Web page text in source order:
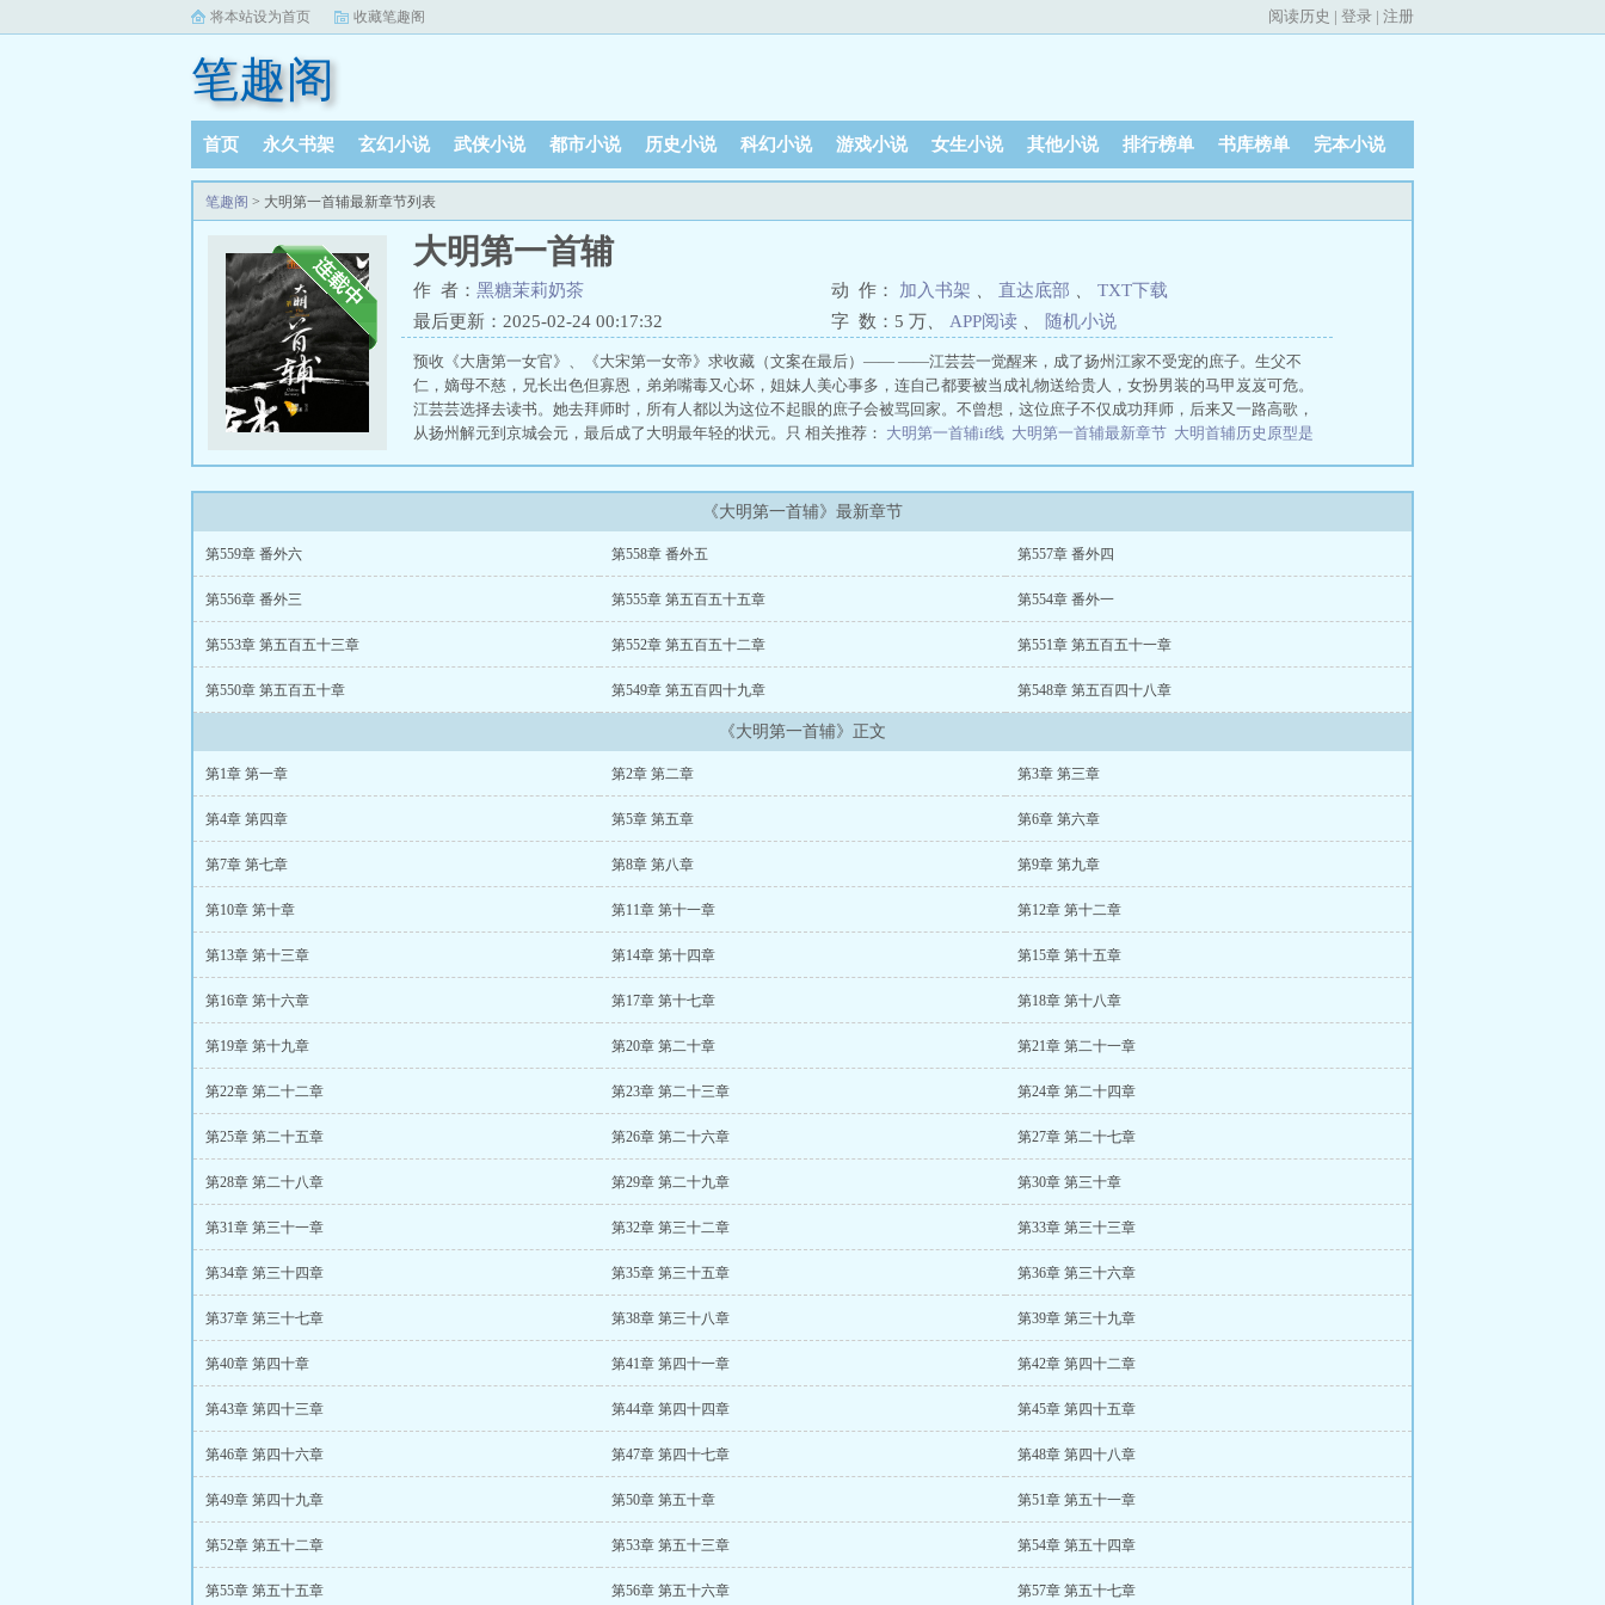
将本站设为首页 收藏笔趣阁 阅读历史 | 登录 | 注册
笔趣阁
首页 永久书架 玄幻小说 武侠小说 都市小说 历史小说 科幻小说 游戏小说 女生小说 其他小说 排行榜单 书库榜单 完本小说
阅读记录
笔趣阁 > 大明第一首辅最新章节列表
大明第一首辅
作 者： 黑糖茉莉奶茶 动 作： 加入书架 直达底部
TXT下载
最后更新：2025-02-24 00:17:32
字 数： 5 万 APP阅读 随机小说
预收《大唐第一女官》、《大宋第一女帝》求收藏（文案在最后）—— ——江芸芸一觉醒来，成了扬州江家不受宠的庶子。生父不
仁，嫡母不慈，兄长出色但寡恩，弟弟嘴毒又心坏，姐妹人美心事多，连自己都要被当成礼物送给贵人，女扮男装的马甲岌岌可危。
江芸芸选择去读书。她去拜师时，所有人都以为这位不起眼的庶子会被骂回家。不曾想，这位庶子不仅成功拜师，后来又一路高歌，
从扬州解元到京城会元，最后成了大明最年轻的状元。只 相关推荐： 大明第一首辅if线 大明第一首辅最新章节 大明首辅历史原型是
大明第一首辅江芸被发现是女子是第 大明第一首辅 txt 大明第一首辅第几章暴露身份
阁无弹窗 大明第一首辅讲什么 大明第一首辅by黑糖茉莉奶茶网盘 大明第一首辅txt百度云网盘 大明第一首辅女主身份被揭穿了吗
大明第一首辅 作者 黑糖茉莉奶茶 大明第一首辅张居正txt
大明首傅 大明第一首辅张居正燕山刀客 大明第一首辅 全文 大明第一首辅黎楠枝结局 大明第一首辅简介 大明第一首辅女主身份哪
大明第一首辅百度云链接 大明第一首辅有男主吗 大明第一首辅 pao
首辅是如何排名的 从几个纬度对比呢? 大明第一首辅完整版 大明第一首辅男主是谁 大明第一首辅小说免费阅读 大明第一首辅网盘
大明第一首辅江芸芸黑糖茉莉 大明第一厂 大明第一首辅李霖 大明第一首辅男主
载 大明第一首辅黑糖茉莉男主是谁 明朝第一首辅 大明第一首辅江芸芸和谁在一起了 大明第一首辅讲的什么 大明第一首辅结局 大
大明第一首辅全文免费阅读 大明第一首辅江芸芸TXT下载 大明第一首辅黑糖茉莉小说
大明第一首辅小说江芸芸 大明第一首辅黑糖免费阅读
大明第一首辅黑糖茉莉笔趣阁 大明首辅下载
大明首辅百度百科 大明:首辅饶命 小说 大明首辅 大明之首辅饶命 小说
序 大明首辅谅言 大明首辅笔趣阁无弹窗 大明第一首辅免费阅读 大明第一首辅 百度网盘 大明第一首辅黑糖茉莉奶茶免费 大明第一
大明第一首辅黑糖茉莉免费阅读 大明首辅都有谁
大明第一首辅小说笔趣阁 大明第一首辅黑糖茉莉奶茶笔趣阁 大明第一首辅黑糖茉莉格格党 大明首辅是谁 大明第一吏百度百科 大明
大明首辅笔趣阁 大明第一首辅江芸芸全文免费阅读
名 大明首辅顺序 大明首辅txt 大明首辅有哪些人 大明之首辅饶命免费阅读 大明首辅全集 大明首辅好看吗 大明第一首辅小说江芸芸
大明第一首辅格格党 大明第一首辅百度云 大明第一首辅TXT下载 大明第一首辅大臣
txt百度云 大明第一首辅晋江 大明第一首辅江芸芸网盘 大明第一首辅 大明第一首辅黑糖茉莉奶茶 大明第一首辅笔趣阁 大明第一首
大明第一首辅黑糖茉莉奶茶免费阅读 大明第一首辅百度网盘 大明第一首辅by黑糖茉莉奶茶
辅txt网盘 大明第一首辅txt
《大明第一首辅》最新章节
第559章 番外六 第558章 番外五 第557章 番外四
第556章 番外三 第555章 第五百五十五章 第554章 番外一
第553章 第五百五十三章 第552章 第五百五十二章 第551章 第五百五十一章
第550章 第五百五十章 第549章 第五百四十九章 第548章 第五百四十八章
《大明第一首辅》正文
第1章 第一章 第2章 第二章 第3章 第三章
第4章 第四章 第5章 第五章 第6章 第六章
第7章 第七章 第8章 第八章 第9章 第九章
第10章 第十章 第11章 第十一章 第12章 第十二章
第13章 第十三章 第14章 第十四章 第15章 第十五章
第16章 第十六章 第17章 第十七章 第18章 第十八章
第19章 第十九章 第20章 第二十章 第21章 第二十一章
第22章 第二十二章 第23章 第二十三章 第24章 第二十四章
第25章 第二十五章 第26章 第二十六章 第27章 第二十七章
第28章 第二十八章 第29章 第二十九章 第30章 第三十章
第31章 第三十一章 第32章 第三十二章 第33章 第三十三章
第34章 第三十四章 第35章 第三十五章 第36章 第三十六章
第37章 第三十七章 第38章 第三十八章 第39章 第三十九章
第40章 第四十章 第41章 第四十一章 第42章 第四十二章
第43章 第四十三章 第44章 第四十四章 第45章 第四十五章
第46章 第四十六章 第47章 第四十七章 第48章 第四十八章
第49章 第四十九章 第50章 第五十章 第51章 第五十一章
第52章 第五十二章 第53章 第五十三章 第54章 第五十四章
第55章 第五十五章 第56章 第五十六章 第57章 第五十七章